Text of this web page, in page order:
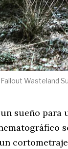
Wasteland
sueño para